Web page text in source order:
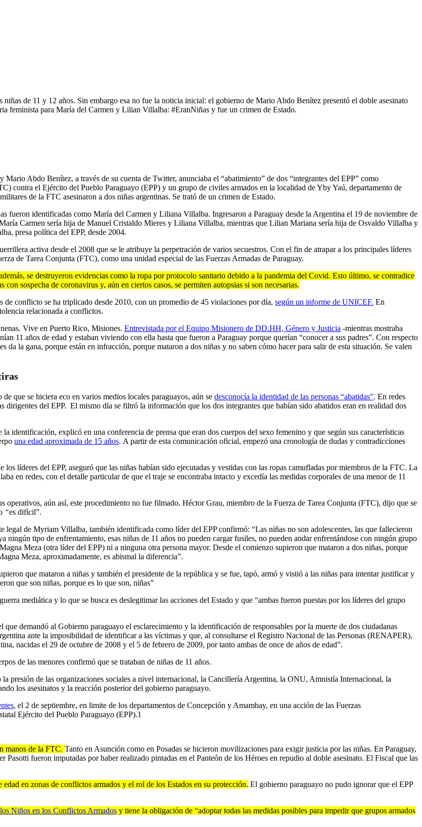
de 11 y 12 años. Sin embargo esa no fue la noticia inicial: el gobierno de Mario Abdo Benítez presentó el doble asesinato
feminista para María del Carmen y Lilian Villalba: #EranNiñas y fue un crimen de Estado.
Abdo Benítez, a través de su cuenta de Twitter, anunciaba el “abatimiento” de dos “integrantes del EPP” como
contra el Ejército del Pueblo Paraguayo (EPP) y un grupo de civiles armados en la localidad de Yby Yaú, departamento de
de la FTC asesinaron a dos niñas argentinas. Se trató de un crimen de Estado.
fueron identificadas como María del Carmen y Liliana Villalba. Ingresaron a Paraguay desde la Argentina el 19 de noviembre de
Carmen sería hija de Manuel Cristaldo Mieres y Liliana Villalba, mientras que Lilian Mariana sería hija de Osvaldo Villalba y
presa política del EPP, desde 2004.
activa desde el 2008 que se le atribuye la perpetración de varios secuestros. Con el fin de atrapar a los principales líderes
de Tarea Conjunta (FTC), como una unidad especial de las Fuerzas Armadas de Paraguay.
se destruyeron evidencias como la ropa por protocolo sanitario debido a la pandemia del Covid. Esto último, se contradice
sospecha de coronavirus y, aún en ciertos casos, se permiten autopsias si son necesarias.
de conflicto se ha triplicado desde 2010, con un promedio de 45 violaciones por día, según un informe de UNICEF. En
relacionada a conflictos.
Vive en Puerto Rico, Misiones. Entrevistada por el Equipo Misionero de DD.HH, Género y Justicia -mientras mostraba
11 años de edad y estaban viviendo con ella hasta que fueron a Paraguay porque querían “conocer a sus padres”. Con respecto
da la gana, porque están en infracción, porque mataron a dos niñas y no saben cómo hacer para salir de esta situación. Se valen
que se hiciera eco en varios medios locales paraguayos, aún se desconocía la identidad de las personas “abatidas”. En redes
del EPP. El mismo día se filtró la información que los dos integrantes que habían sido abatidos eran en realidad dos
identificación, explicó en una conferencia de prensa que eran dos cuerpos del sexo femenino y que según sus características
una edad aproximada de 15 años. A partir de esta comunicación oficial, empezó una cronología de dudas y contradicciones
líderes del EPP, aseguró que las niñas habían sido ejecutadas y vestidas con las ropas camufladas por miembros de la FTC. La
en redes, con el detalle particular de que el traje se encontraba intacto y excedía las medidas corporales de una menor de 11
operativos, aún así, este procedimiento no fue filmado. Héctor Grau, miembro de la Fuerza de Tarea Conjunta (FTC), dijo que se
“es difícil”.
legal de Myriam Villalba, también identificada como líder del EPP confirmó: “Las niñas no son adolescentes, las que fallecieron
tipo de enfrentamiento, esas niñas de 11 años no pueden cargar fusiles, no pueden andar enfrentándose con ningún grupo
Meza (otra líder del EPP) ni a ninguna otra persona mayor. Desde el comienzo supieron que mataron a dos niñas, porque
Meza, aproximadamente, es abismal la diferencia”.
que mataron a niñas y también el presidente de la república y se fue, tapó, armó y vistió a las niñas para intentar justificar y
que son niñas, porque es lo que son, niñas”
mediática y lo que se busca es deslegitimar las acciones del Estado y que “ambas fueron puestas por los líderes del grupo
que demandó al Gobierno paraguayo el esclarecimiento y la identificación de responsables por la muerte de dos ciudadanas
ante la imposibilidad de identificar a las víctimas y que, al consultarse el Registro Nacional de las Personas (RENAPER),
nacidas el 29 de octubre de 2008 y el 5 de febrero de 2009, por tanto ambas de once de años de edad”.
de las menores confirmó que se trataban de niñas de 11 años.
presión de las organizaciones sociales a nivel internacional, la Cancillería Argentina, la ONU, Amnistía Internacional, la
los asesinatos y la reacción posterior del gobierno paraguayo.
, el 2 de septiembre, en limite de los departamentos de Concepción y Amambay, en una acción de las Fuerzas
Ejército del Pueblo Paraguayo (EPP).1
manos de la FTC. Tanto en Asunción como en Posadas se hicieron movilizaciones para exigir justicia por las niñas. En Paraguay,
fueron imputadas por haber realizado pintadas en el Panteón de los Héroes en repudio al doble asesinato. El Fiscal que las
en zonas de conflictos armados y el rol de los Estados en su protección. El gobierno paraguayo no pudo ignorar que el EPP
Niños en los Conflictos Armados y tiene la obligación de “adoptar todas las medidas posibles para impedir que grupos armados